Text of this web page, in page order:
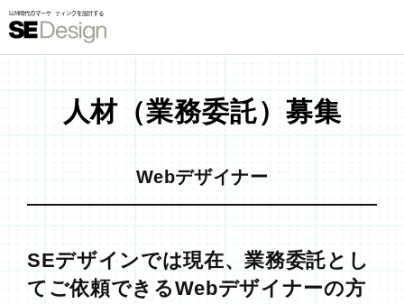
人材（業務委託）募集
Webデザイナー
SEデザインでは現在、業務委託とし
てご依頼できるWebデザイナーの方